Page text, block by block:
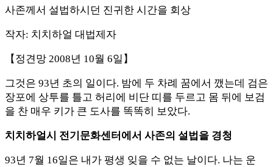
사존께서 설법하시던 진귀한 시간을 회상
작자: 치치하얼 대법제자
【정견망 2008년 10월 6일】
그것은 93년 초의 일이다. 밤에 두 차례 꿈에서 깼는데 검은
장포에 상투를 틀고 허리에 비단 띠를 두르고 몸 뒤에 보검
을 찬 매우 키가 큰 도사를 똑똑히 보았다.
치치하얼시 전기문화센터에서 사존의 설법을 경청
93년 7월 16일은 내가 평생 잊을 수 없는 날이다. 나는 운